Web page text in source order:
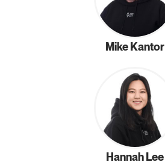
Mike Kantor
Hannah Lee